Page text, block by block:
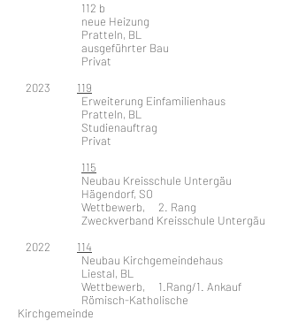
112 b
neue Heizung
Pratteln, BL
ausgeführter Bau
Privat
2023 119
Erweiterung Einfamilienhaus
Pratteln, BL
Studienauftrag
Privat
115
Neubau Kreisschule Untergäu
Hägendorf, SO
Wettbewerb, 2. Rang
Zweckverband Kreisschule Untergäu
2022 114
Neubau Kirchgemeindehaus
Liestal, BL
Wettbewerb, 1.Rang/1. Ankauf
Römisch-Katholische
Kirchgemeinde